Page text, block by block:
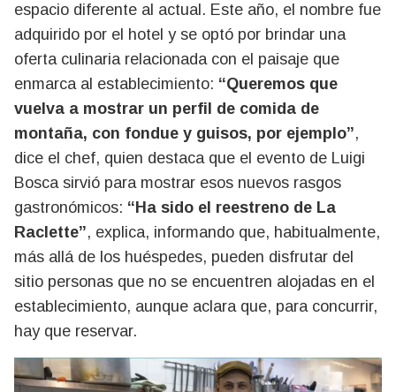
espacio diferente al actual. Este año, el nombre fue
adquirido por el hotel y se optó por brindar una
oferta culinaria relacionada con el paisaje que
enmarca al establecimiento: “Queremos que
vuelva a mostrar un perfil de comida de
montaña, con fondue y guisos, por ejemplo”,
dice el chef, quien destaca que el evento de Luigi
Bosca sirvió para mostrar esos nuevos rasgos
gastronómicos: “Ha sido el reestreno de La
Raclette”, explica, informando que, habitualmente,
más allá de los huéspedes, pueden disfrutar del
sitio personas que no se encuentren alojadas en el
establecimiento, aunque aclara que, para concurrir,
hay que reservar.